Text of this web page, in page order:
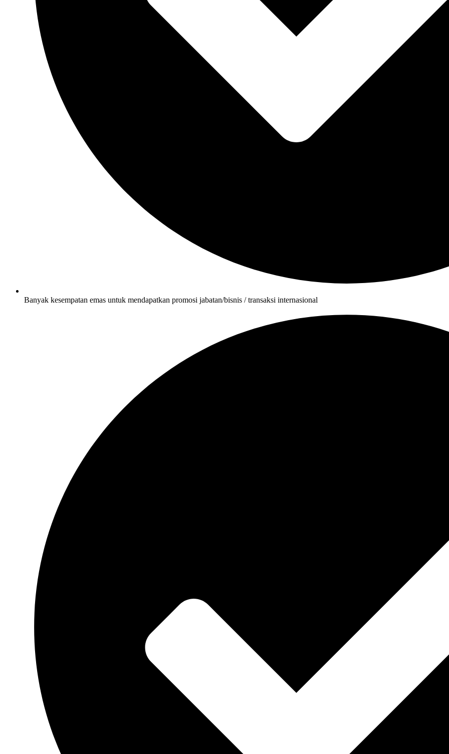
Banyak kesempatan emas untuk mendapatkan promosi jabatan/bisnis / transaksi internasional